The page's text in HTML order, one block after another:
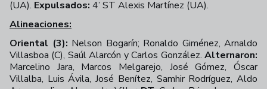
(UA). Expulsados: 4’ ST Alexis Martínez (UA).
Alineaciones:
Oriental (3): Nelson Bogarín; Ronaldo Giménez, Arnaldo
Villasboa (C), Saúl Alarcón y Carlos González. Alternaron:
Marcelino Jara, Marcos Melgarejo, José Gómez, Óscar
Villalba, Luis Ávila, José Benítez, Samhir Rodríguez, Aldo